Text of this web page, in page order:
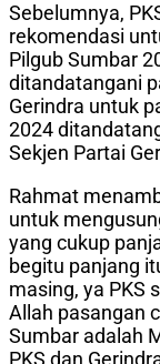
Sebelumnya,
rekomendasi
Pilgub Sumbar
ditandatangani
Gerindra untuk
2024
Sekjen Partai
Rahmat
untuk
yang cukup
begitu panjang
masing, ya PKS
Allah pasangan
Sumbar adalah